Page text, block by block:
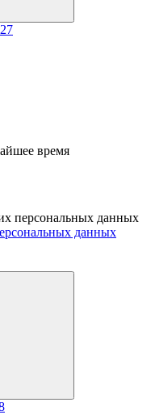
время
персональных данных
данных